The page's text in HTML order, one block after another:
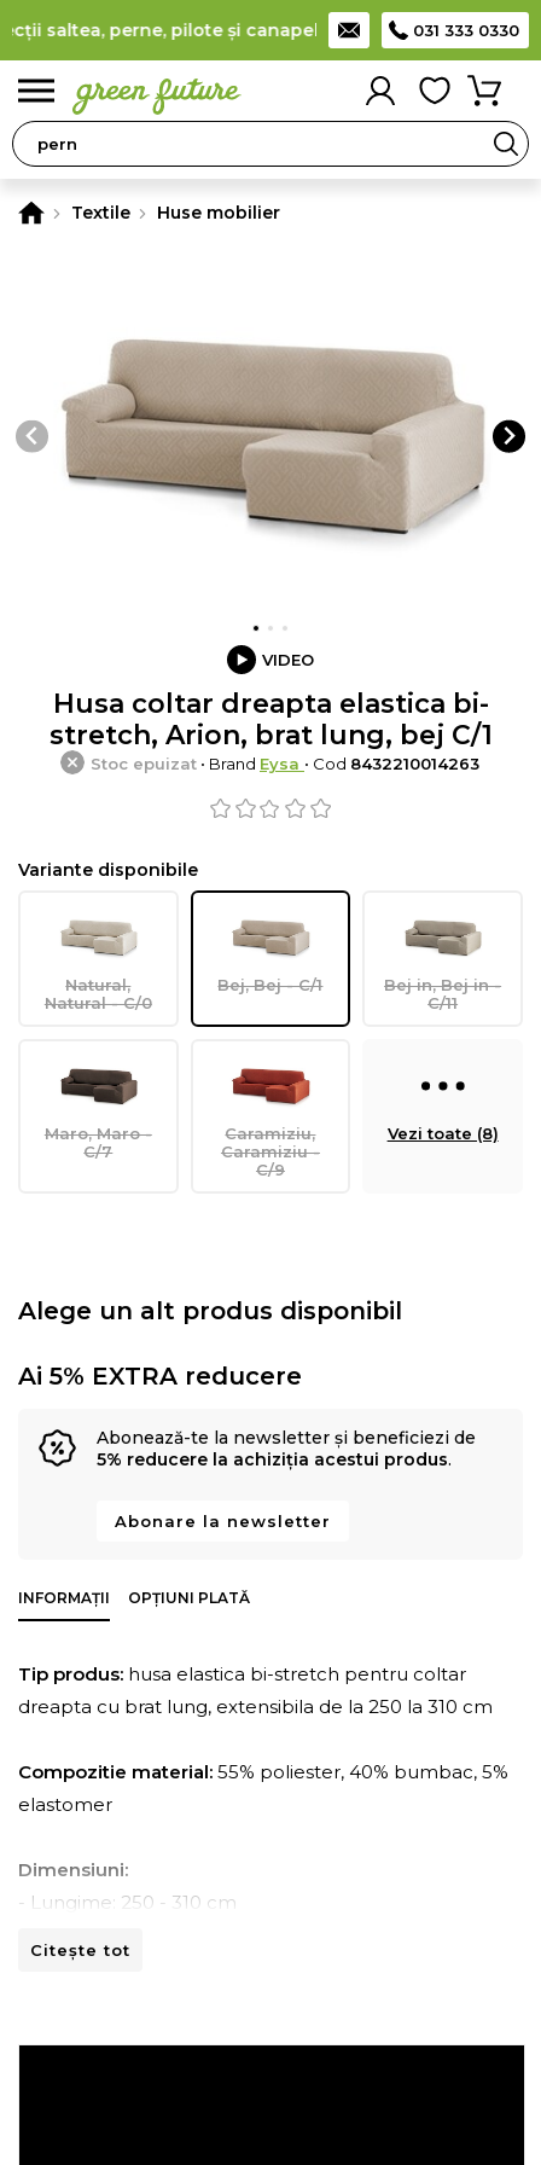
saltea, perne, pilote și canapele( detalii Producător
031 333 0330
Textile Huse mobilier
VIDEO
Husa coltar dreapta elastica bi-
stretch, Arion, brat lung, bej C/1
Stoc epuizat • Brand Eysa • Cod 8432210014263
Variante disponibile
Natural,
Natural - C/0
Bej, Bej - C/1
Bej in, Bej in -
C/11
Maro, Maro -
C/7
Caramiziu,
Caramiziu -
C/9
Vezi toate (8)
Alege un alt produs disponibil
Ai 5% EXTRA reducere
Abonează-te la newsletter și beneficiezi de
5% reducere la achiziția acestui produs.
Abonare la newsletter
INFORMAȚII OPȚIUNI PLATĂ
Tip produs: husa elastica bi-stretch pentru coltar
dreapta cu brat lung, extensibila de la 250 la 310 cm
Compozitie material: 55% poliester, 40% bumbac, 5%
elastomer
Dimensiuni:
- Lungime: 250 - 310 cm
- Inaltime: 80 -110 cm
Citește tot